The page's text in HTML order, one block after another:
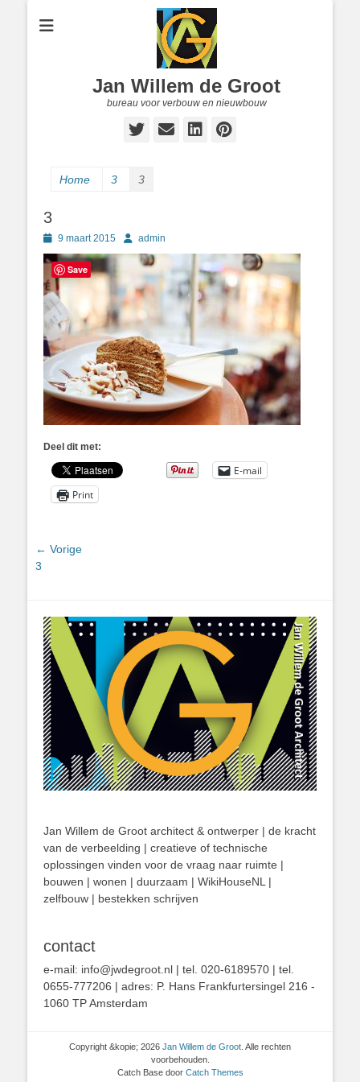
Jan Willem de Groot
bureau voor verbouw en nieuwbouw
Twitter
E-
LinkedIn
Pinterest
Home 3 3
3
Geplaatst
op
9 maart 2015 Authoradmin
Deel dit met:
E-mail
Print
Bericht
navigatie
← Vorige
Vorig
3
Jan Willem de Groot architect & ontwerper | de kracht
van de verbeelding | creatieve of technische
oplossingen vinden voor de vraag naar ruimte |
bouwen | wonen | duurzaam | WikiHouseNL |
zelfbouw | bestekken schrijven
contact
e-mail: info@jwdegroot.nl | tel. 020-6189570 | tel.
0655-777206 | adres: P. Hans Frankfurtersingel 216 -
1060 TP Amsterdam
Copyright &kopie; 2026 Jan Willem de Groot . Alle rechten
voorbehouden.
Catch Base door Catch Themes
Save